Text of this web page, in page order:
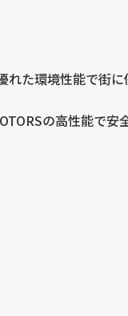
れた環境性能で街に
の高性能で安